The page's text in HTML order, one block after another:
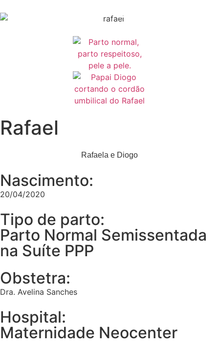
Rafael
Rafaela e Diogo
Nascimento:
20/04/2020
Tipo de parto:
Parto Normal Semissentada
na Suíte PPP
Obstetra:
Dra. Avelina Sanches
Hospital:
Maternidade Neocenter